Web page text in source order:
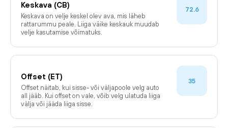
Keskava (CB)
Keskava on velje keskel olev ava, mis läheb
rattarummu peale. Liiga väike keskauk muudab
velje kasutamise võimatuks.
72.6
Offset (ET)
Offset näitab, kui sisse- või väljapoole velg auto
all jääb. Kui offset on vale, võib velg ulatuda liiga
välja või jääda liiga sisse.
35